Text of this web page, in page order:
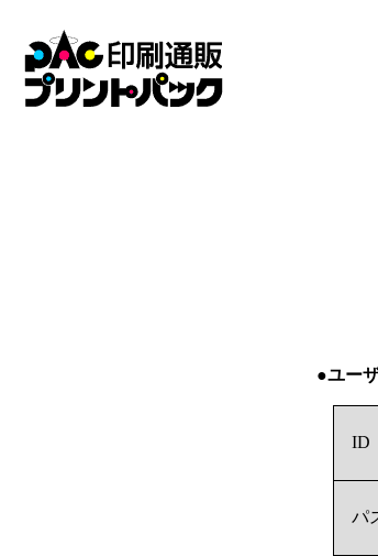
●ユー
ID
パ